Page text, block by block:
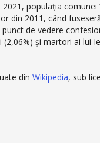
populația comunei
din 2011, când
de vedere
și martori ai lui
din Wikipedia, sub